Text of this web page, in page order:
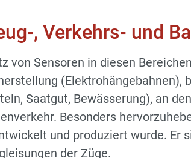
, Verkehrs- und
von Sensoren in diesen
Saatgut, Bewässerung), an
Besonders
und produziert wurde. Er
der Züge.